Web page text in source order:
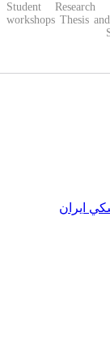
Student
workshops